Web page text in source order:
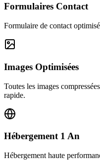
Formulaires Contact
Formulaire de contact
Images Optimisées
Toutes les images
rapide.
Hébergement 1 An
Hébergement haute